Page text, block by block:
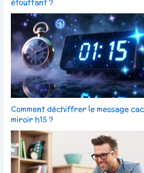
étouffant ?
Comment déchiffrer le message
miroir h15 ?